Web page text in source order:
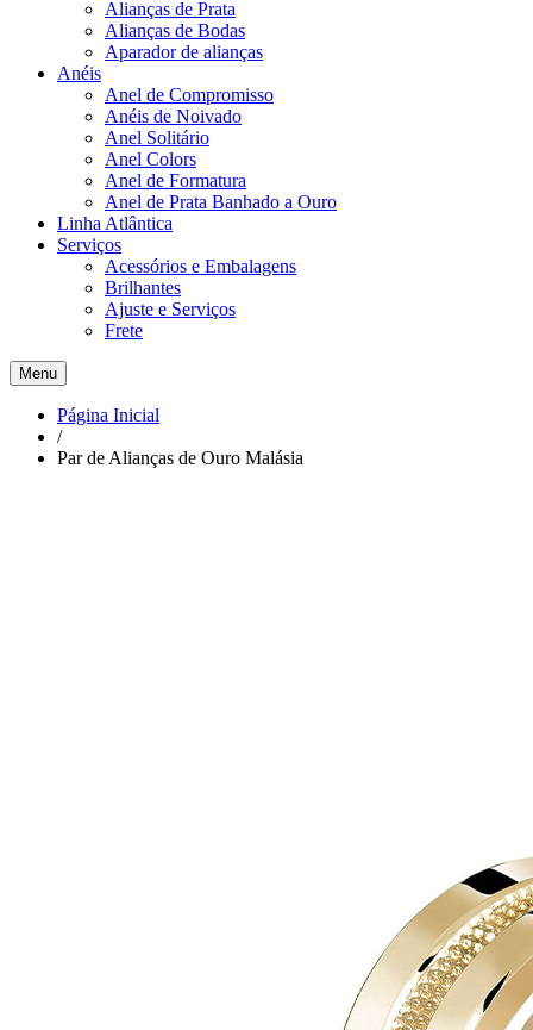
Alianças de Prata
Alianças de Bodas
Aparador de alianças
Anéis
Anel de Compromisso
Anéis de Noivado
Anel Solitário
Anel Colors
Anel de Formatura
Anel de Prata Banhado a Ouro
Linha Atlântica
Serviços
Acessórios e Embalagens
Brilhantes
Ajuste e Serviços
Frete
Menu
Página Inicial
/
Par de Alianças de Ouro Malásia